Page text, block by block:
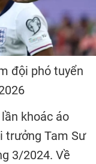
đội phó tuyển
khoác áo
trưởng Tam Sư
3/2024. Về